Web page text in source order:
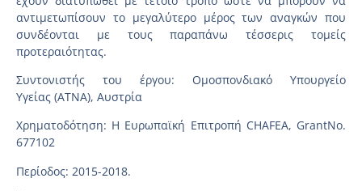
αντιμετωπίσουν το μεγαλύτερο μέρος των αναγκών που
συνδέονται με τους παραπάνω τέσσερις τομείς
προτεραιότητας.
Συντονιστής του έργου: Ομοσπονδιακό Υπουργείο
Υγείας (ATNA), Αυστρία
Χρηματοδότηση: Η Ευρωπαϊκή Επιτροπή CHAFEA, GrantNo.
677102
Περίοδος: 2015-2018.